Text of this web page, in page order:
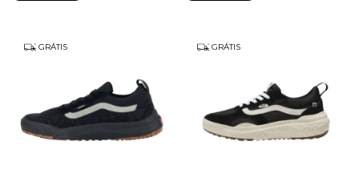
GRÁTIS GRÁTIS